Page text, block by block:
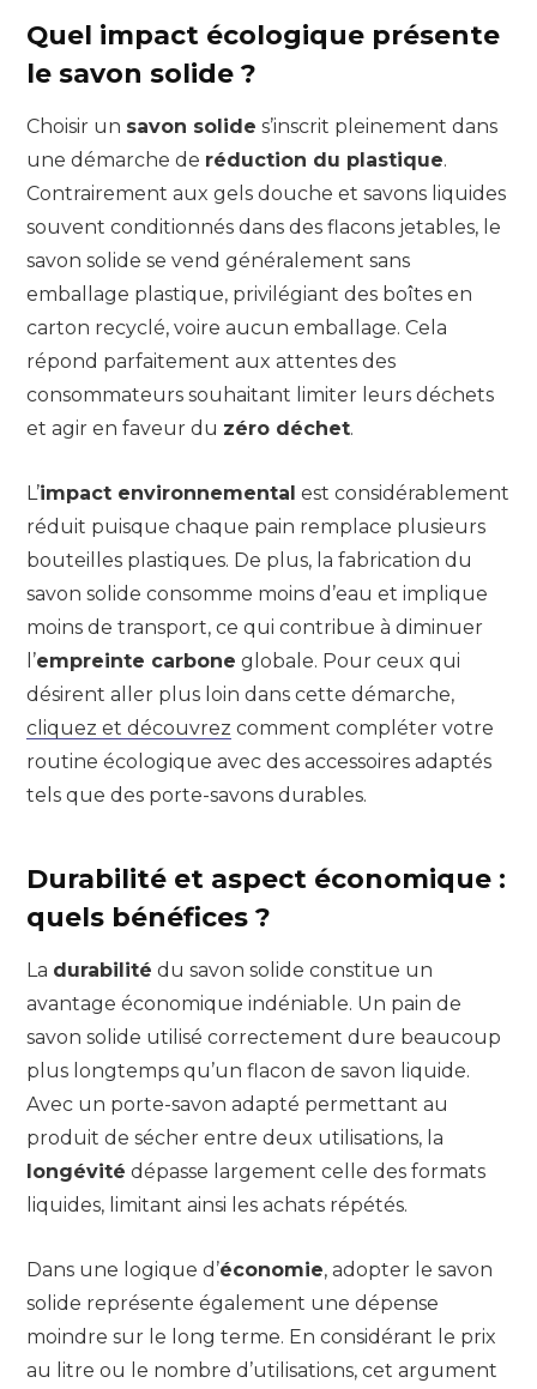
Quel impact écologique présente
le savon solide ?
Choisir un savon solide s’inscrit pleinement dans
une démarche de réduction du plastique.
Contrairement aux gels douche et savons liquides
souvent conditionnés dans des flacons jetables, le
savon solide se vend généralement sans
emballage plastique, privilégiant des boîtes en
carton recyclé, voire aucun emballage. Cela
répond parfaitement aux attentes des
consommateurs souhaitant limiter leurs déchets
et agir en faveur du zéro déchet.
L’impact environnemental est considérablement
réduit puisque chaque pain remplace plusieurs
bouteilles plastiques. De plus, la fabrication du
savon solide consomme moins d’eau et implique
moins de transport, ce qui contribue à diminuer
l’empreinte carbone globale. Pour ceux qui
désirent aller plus loin dans cette démarche,
cliquez et découvrez comment compléter votre
routine écologique avec des accessoires adaptés
tels que des porte-savons durables.
Durabilité et aspect économique :
quels bénéfices ?
La durabilité du savon solide constitue un
avantage économique indéniable. Un pain de
savon solide utilisé correctement dure beaucoup
plus longtemps qu’un flacon de savon liquide.
Avec un porte-savon adapté permettant au
produit de sécher entre deux utilisations, la
longévité dépasse largement celle des formats
liquides, limitant ainsi les achats répétés.
Dans une logique d’économie, adopter le savon
solide représente également une dépense
moindre sur le long terme. En considérant le prix
au litre ou le nombre d’utilisations, cet argument